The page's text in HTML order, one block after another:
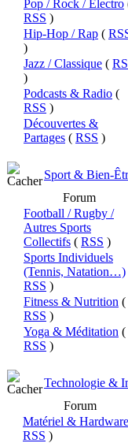
Pop / Rock / Electro
RSS )
Hip-Hop / Rap (
)
Jazz / Classique (
)
Podcasts & Radio (
RSS )
Découvertes &
Partages ( RSS )
Sport & Bien-
Forum
Football / Rugby /
Autres Sports
Collectifs ( RSS )
Sports Individuels
(Tennis, Natation…)
RSS )
Fitness & Nutrition (
RSS )
Yoga & Méditation (
RSS )
Technologie &
Forum
Matériel & Hardware
RSS )